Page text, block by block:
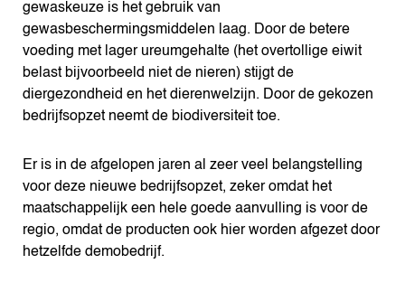
gewaskeuze is het gebruik van
gewasbeschermingsmiddelen laag. Door de betere
voeding met lager ureumgehalte (het overtollige eiwit
belast bijvoorbeeld niet de nieren) stijgt de
diergezondheid en het dierenwelzijn. Door de gekozen
bedrijfsopzet neemt de biodiversiteit toe.
Er is in de afgelopen jaren al zeer veel belangstelling
voor deze nieuwe bedrijfsopzet, zeker omdat het
maatschappelijk een hele goede aanvulling is voor de
regio, omdat de producten ook hier worden afgezet door
hetzelfde demobedrijf.